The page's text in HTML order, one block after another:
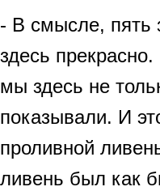
- В смысле, пять
здесь
мы здесь не
показывали. И
проливной
ливень был как